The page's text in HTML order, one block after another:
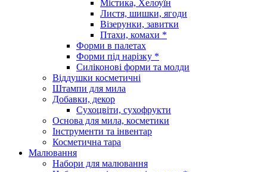
Містика, Хелоуїн
Листя, шишки, ягоди
Візерунки, завитки
Птахи, комахи *
Форми в палетах
Форми під нарізку *
Силіконові форми та молди
Віддушки косметичні
Штампи для мила
Добавки, декор
Сухоцвіти, сухофрукти
Основа для мила, косметики
Інструменти та інвентар
Косметична тара
Малювання
Набори для малювання